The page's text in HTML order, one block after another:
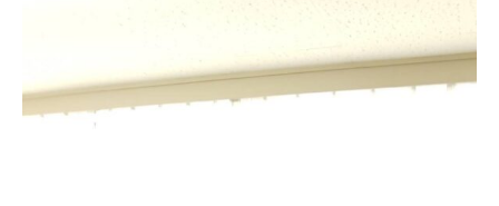
国際ソロプチミスト
アメリカ